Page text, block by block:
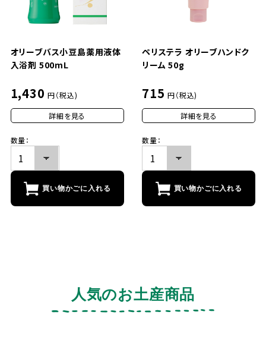
オリーブバス小豆島薬用液体
入浴剤 500mL
1,430 円（税込)
詳細を見る
数量：
買い物かごに入れる
ペリステラ オリーブハンドク
リーム 50g
715 円（税込)
詳細を見る
数量：
買い物かごに入れる
人気のお土産商品